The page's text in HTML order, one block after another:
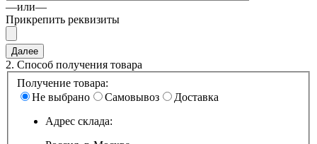
—или—
Прикрепить реквизиты
2. Способ получения товара
Получение товара:
Не выбрано
Самовывоз
Доставка
Адрес склада: